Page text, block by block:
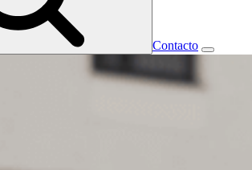
Contacto